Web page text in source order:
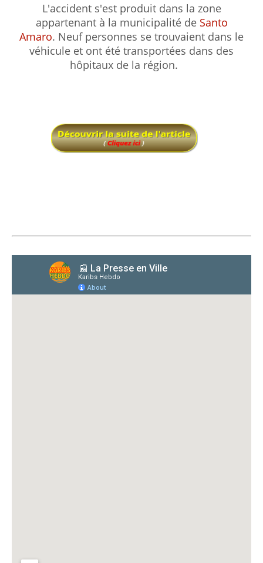
L'accident s'est produit dans la zone
appartenant à la municipalité de Santo
Amaro. Neuf personnes se trouvaient dans le
véhicule et ont été transportées dans des
hôpitaux de la région.